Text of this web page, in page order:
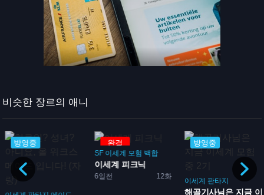
비슷한 장르의 애니
킨 코미디
건에...
방영중 완결
SF 이세계 모험 백합
6일전 12화
이세계 피크닉
방영중
이세계 판타지
해골기사님은 지금